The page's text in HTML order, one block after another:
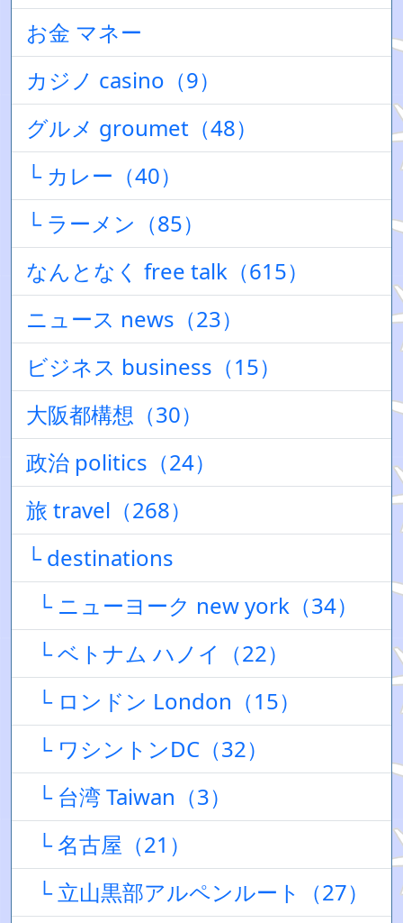
お金 マネー
カジノ casino（9）
グルメ groumet（48）
└ カレー（40）
└ ラーメン（85）
なんとなく free talk（615）
ニュース news（23）
ビジネス business（15）
大阪都構想（30）
政治 politics（24）
旅 travel（268）
└ destinations
└ ニューヨーク new york（34）
└ ベトナム ハノイ（22）
└ ロンドン London（15）
└ ワシントンDC（32）
└ 台湾 Taiwan（3）
└ 名古屋（21）
└ 立山黒部アルペンルート（27）